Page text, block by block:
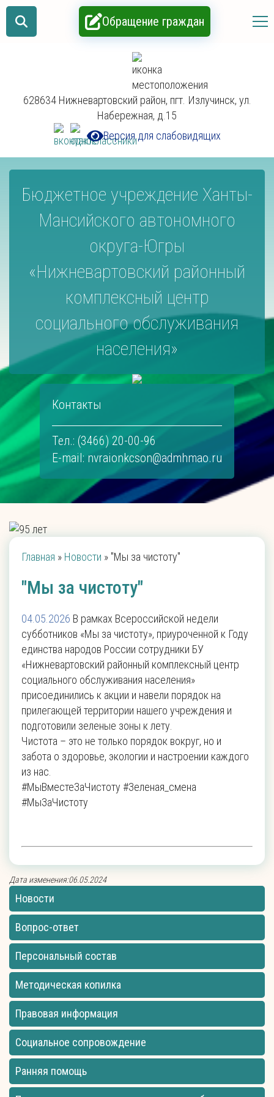
628634 Нижневартовский район, пгт. Излучинск, ул.
Набережная, д.15
Версия для слабовидящих
Бюджетное учреждение Ханты-
Мансийского автономного
округа-Югры
«Нижневартовский районный
комплексный центр
социального обслуживания
населения»
Контакты
Тел.: (3466) 20-00-96
E-mail: nvraionkcson@admhmao.ru
Обращение граждан
Главная » Новости » "Мы за чистоту"
"Мы за чистоту"
04.05.2026 В рамках Всероссийской недели
субботников «Мы за чистоту», приуроченной к Году
единства народов России сотрудники БУ
«Нижневартовский районный комплексный центр
социального обслуживания населения»
присоединились к акции и навели порядок на
прилегающей территории нашего учреждения и
подготовили зеленые зоны к лету.
Чистота – это не только порядок вокруг, но и
забота о здоровье, экологии и настроении каждого
из нас.
#МыВместеЗаЧистоту #Зеленая_смена
#МыЗаЧистоту
Дата изменения:06.05.2024
Новости
Вопрос-ответ
Персональный состав
Методическая копилка
Правовая информация
Социальное сопровождение
Ранняя помощь